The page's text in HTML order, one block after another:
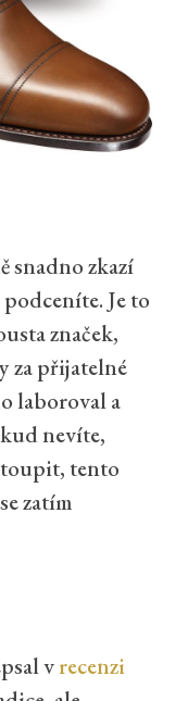
snadno zkazí
Je to
značek,
za přijatelné
laboroval a
nevíte,
tento
zatím
vrecenzi